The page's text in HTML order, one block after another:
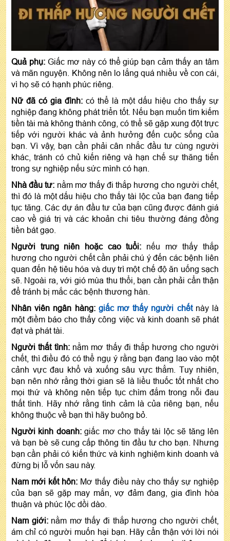
Quả phụ:Giấc mơ này có thể giúp bạn cảm thấy an tâm
và mãn nguyện. Không nên lo lắng quá nhiều về con cái,
vì họ sẽ có hạnh phúc riêng.
Nữ đã có gia đình: có thể là một dấu hiệu cho thấy sự
nghiệp đang không phát triển tốt. Nếu bạn muốn tìm kiếm
tiền tài mà không thành công, có thể sẽ gặp xung đột trực
tiếp với người khác và ảnh hưởng đến cuộc sống của
bạn. Vì vậy, bạn cần phải cân nhắc đầu tư cùng người
khác, tránh có chủ kiến riêng và hạn chế sự thăng tiến
trong sự nghiệp nếu sức mình có hạn.
Nhà đầu tư: nằm mơ thấy đi thắp hương cho người chết,
thì đó là một dấu hiệu cho thấy tài lộc của bạn đang tiếp
tục tăng. Các dự án đầu tư của bạn cũng được đánh giá
cao về giá trị và các khoản chi tiêu thường đáng đồng
tiền bát gạo.
Người trung niên hoặc cao tuổi: nếu mơ thấy thắp
hương cho người chết cần phải chú ý đến các bệnh liên
quan đến hệ tiêu hóa và duy trì một chế độ ăn uống sạch
sẽ. Ngoài ra, với gió mùa thu thổi, bạn cần phải cẩn thận
để tránh bị mắc các bệnh thương hàn.
Nhân viên ngân hàng: giấc mơ thấy người chếtnày là
một điềm báo cho thấy công việc và kinh doanh sẽ phát
đạt và phát tài.
Người thất tình:nằm mơ thấy đi thắp hương cho người
chết, thì điều đó có thể ngụ ý rằng bạn đang lao vào một
cảnh vực đau khổ và xuống sâu vực thẳm. Tuy nhiên,
bạn nên nhớ rằng thời gian sẽ là liều thuốc tốt nhất cho
mọi thứ và không nên tiếp tục chìm đắm trong nỗi đau
thất tình. Hãy nhớ rằng tình cảm là của riêng bạn, nếu
không thuộc về bạn thì hãy buông bỏ.
Người kinh doanh:giấc mơ cho thấy tài lộc sẽ tăng lên
và bạn bè sẽ cung cấp thông tin đầu tư cho bạn. Nhưng
bạn cần phải có kiến thức và kinh nghiệm kinh doanh và
đừng bị lỗ vốn sau này.
Nam mới kết hôn: Mơ thấy điều này cho thấy sự nghiệp
của bạn sẽ gặp may mắn, vợ đảm đang, gia đình hòa
thuận và phúc lộc dồi dào.
Nam giới: nằm mơ thấy đi thắp hương cho người chết,
ám chỉ có người muốn hại bạn. Hãy cẩn thận với lời nói